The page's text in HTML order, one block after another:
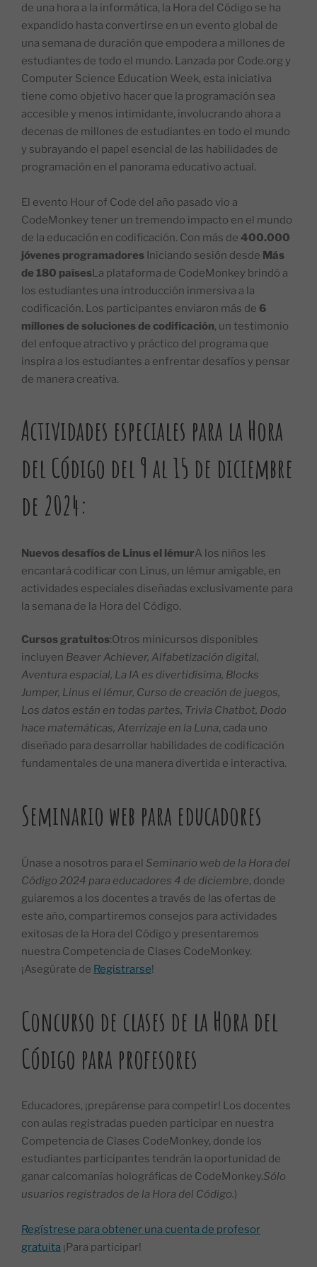
de una hora a la informática, la Hora del Código se ha
expandido hasta convertirse en un evento global de
una semana de duración que empodera a millones de
estudiantes de todo el mundo. Lanzada por Code.org y
Computer Science Education Week, esta iniciativa
tiene como objetivo hacer que la programación sea
accesible y menos intimidante, involucrando ahora a
decenas de millones de estudiantes en todo el mundo
y subrayando el papel esencial de las habilidades de
programación en el panorama educativo actual.
El evento Hour of Code del año pasado vio a
CodeMonkey tener un tremendo impacto en el mundo
de la educación en codificación. Con más de 400.000
jóvenes programadores Iniciando sesión desde Más
de 180 paísesLa plataforma de CodeMonkey brindó a
los estudiantes una introducción inmersiva a la
codificación. Los participantes enviaron más de 6
millones de soluciones de codificación, un testimonio
del enfoque atractivo y práctico del programa que
inspira a los estudiantes a enfrentar desafíos y pensar
de manera creativa.
Actividades especiales para la Hora
del Código del 9 al 15 de diciembre
de 2024:
Nuevos desafíos de Linus el lémurA los niños les
encantará codificar con Linus, un lémur amigable, en
actividades especiales diseñadas exclusivamente para
la semana de la Hora del Código.
Cursos gratuitos:Otros minicursos disponibles
incluyen Beaver Achiever, Alfabetización digital,
Aventura espacial, La IA es divertidísima, Blocks
Jumper, Linus el lémur, Curso de creación de juegos,
Los datos están en todas partes, Trivia Chatbot, Dodo
hace matemáticas, Aterrizaje en la Luna, cada uno
diseñado para desarrollar habilidades de codificación
fundamentales de una manera divertida e interactiva.
Seminario web para educadores
Únase a nosotros para el Seminario web de la Hora del
Código 2024 para educadores 4 de diciembre, donde
guiaremos a los docentes a través de las ofertas de
este año, compartiremos consejos para actividades
exitosas de la Hora del Código y presentaremos
nuestra Competencia de Clases CodeMonkey.
¡Asegúrate de Registrarse!
Concurso de clases de la Hora del
Código para profesores
Educadores, ¡prepárense para competir! Los docentes
con aulas registradas pueden participar en nuestra
Competencia de Clases CodeMonkey, donde los
estudiantes participantes tendrán la oportunidad de
ganar calcomanías holográficas de CodeMonkey.Sólo
usuarios registrados de la Hora del Código.)
Regístrese para obtener una cuenta de profesor
gratuita ¡Para participar!